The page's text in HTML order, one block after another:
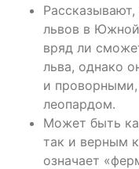
львов в
вряд ли
льва, однако
и проворными,
леопардом.
Может быть
так и верным
означает